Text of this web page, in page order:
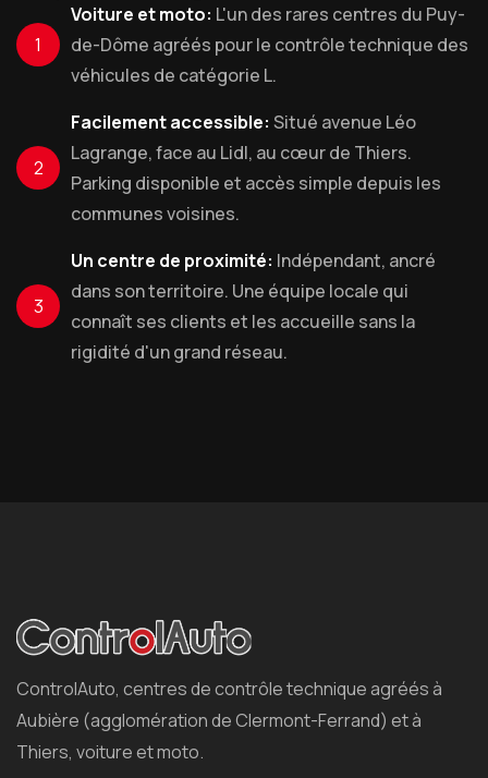
1
Voiture et moto: L'un des rares centres du Puy-
de-Dôme agréés pour le contrôle technique des
véhicules de catégorie L.
2
Facilement accessible: Situé avenue Léo
Lagrange, face au Lidl, au cœur de Thiers.
Parking disponible et accès simple depuis les
communes voisines.
3
Un centre de proximité: Indépendant, ancré
dans son territoire. Une équipe locale qui
connaît ses clients et les accueille sans la
rigidité d'un grand réseau.
ControlAuto, centres de contrôle technique agréés à
Aubière (agglomération de Clermont-Ferrand) et à
Thiers, voiture et moto.